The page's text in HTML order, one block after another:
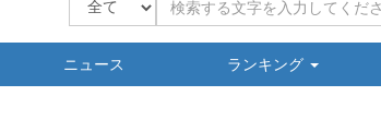
ニュース ランキング